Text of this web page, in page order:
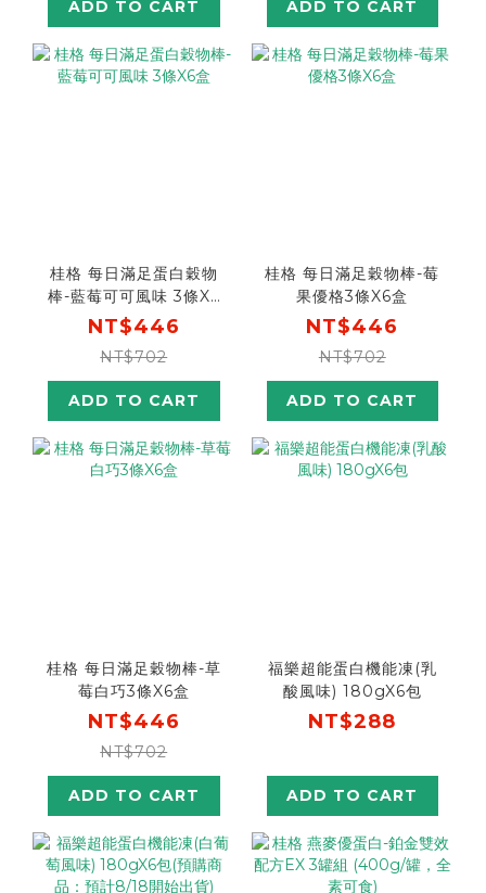
ADD TO CART ADD TO CART
桂格 每日滿足蛋白穀物
棒-藍莓可可風味 3條X6
盒
NT$446
NT$702
ADD TO CART
桂格 每日滿足穀物棒-莓
果優格3條X6盒
NT$446
NT$702
ADD TO CART
桂格 每日滿足穀物棒-草
莓白巧3條X6盒
NT$446
NT$702
ADD TO CART
福樂超能蛋白機能凍(乳
酸風味) 180gX6包
NT$288
ADD TO CART